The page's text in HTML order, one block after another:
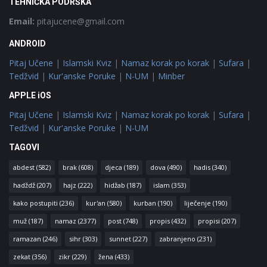
Email: pitajucene@gmail.com
ANDROID
Pitaj Učene | Islamski Kviz | Namaz korak po korak | Sufara |
Tedžvid | Kur'anske Poruke | N-UM | Minber
APPLE iOS
Pitaj Učene | Islamski Kviz | Namaz korak po korak | Sufara |
Tedžvid | Kur'anske Poruke | N-UM
TAGOVI
abdest (582) brak (608) djeca (189) dova (490) hadis (340)
hadždž (207) hajz (222) hidžab (187) islam (353)
kako postupiti (236) kur'an (580) kurban (190) liječenje (190)
muž (187) namaz (2377) post (748) propis (432) propisi (207)
ramazan (246) sihr (303) sunnet (227) zabranjeno (231)
zekat (356) zikr (229) žena (433)